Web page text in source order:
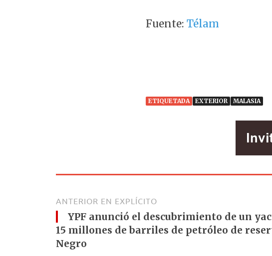
Fuente: Télam
ETIQUETADA EXTERIOR MALASIA
ANTERIOR EN EXPLÍCITO
YPF anunció el descubrimiento de un
15 millones de barriles de petróleo de
Negro